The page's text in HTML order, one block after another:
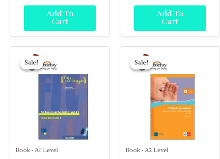
Add To
Cart
Add To
Cart
Sale!
Sale!
Book - A1 Level
was:
450.00৳ .300.00৳ .
Sale!
Sale!
Book - A2 Level
was:
450.00৳ .350.00৳ .